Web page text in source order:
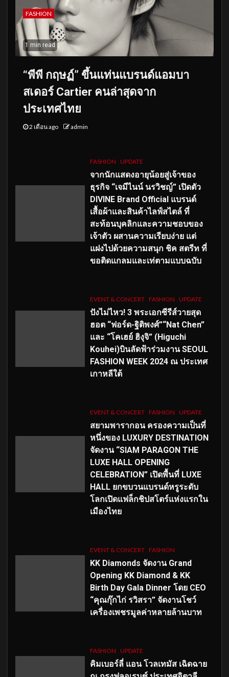
FASHION
1 min read
“พีพี กฤษฏ์” ขึ้นแท่นแบรนด์แอมบา
สเดอร์ Cartier คนล่าสุดจาก
ประเทศไทย
2 เดือน ago admin
FASHION UPDATE
จากนักแสดงอายุน้อยสู่เจ้าของ
ธุรกิจ “เจมีไนน์ นรวิชญ์” เปิดตัว
DIVINE Brand Official แบรนด์
เสื้อผ้าและสินค้าไลฟ์สไตล์ ที่
สะท้อนบุคลิกและความชอบของ
เจ้าตัว ผสานความเรียบง่าย แต่
แฝงไปด้วยความสนุก ชิค สตรีท ที่
ขอติดแกลมและเท่ตามแบบฉบับ
EVENT & CONCERT FASHION UPDATE
ปังไม่ไหว! 3 พระเอกซีรีส์วายสุด
ฮอต “ฟอร์ด-ฐิติพงศ์”“Nat Chen”
และ “โคเฮย์ ฮิงุจิ” (Higuchi
Kouhei)บินลัดฟ้าร่วมงาน SEOUL
FASHION WEEK 2024 ณ ประเทศ
เกาหลีใต้
EVENT & CONCERT FASHION UPDATE
สยามพารากอน ครองความเป็นที่
หนึ่งของ LUXURY DESTINATION
จัดงาน “SIAM PARAGON THE
LUXE HALL OPENING
CELEBRATION” เปิดพื้นที่ LUXE
HALL ยกขบวนแบรนด์หรูระดับ
โลกเปิดแฟล็กชิปสโตร์แห่งแรกใน
เมืองไทย
EVENT & CONCERT FASHION
KK Diamonds จัดงาน Grand
Opening KK Diamond & KK
Birth Day Gala Dinner โดย CEO
“คุณกุ๊กไก่ รวิสรา” จัดงานโชว์
เครื่องเพชรมูลค่าหลายล้านบาท
FASHION UPDATE
คิมเบอร์ลี่ แอน โวลเทมัส เฉิดฉาย